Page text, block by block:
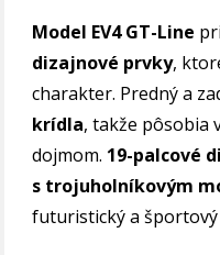
Model EV4 GT-Line
dizajnové prvky,
charakter. Predný a
krídla, takže pôsobia
dojmom. 19-palcové
s trojuholníkovým
futuristický a športový